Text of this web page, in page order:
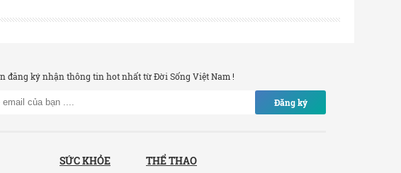
đăng ký nhận thông tin hot nhất từ Đời Sống Việt Nam !
Đăng ký
SỨC KHỎE THỂ THAO